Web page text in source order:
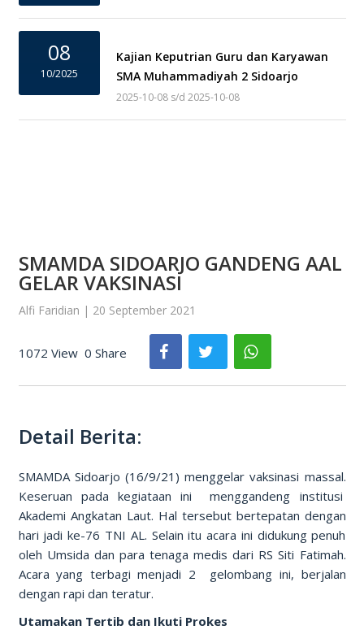
08
10/2025
Kajian Keputrian Guru dan Karyawan
SMA Muhammadiyah 2 Sidoarjo
2025-10-08 s/d 2025-10-08
SMAMDA SIDOARJO GANDENG AAL
GELAR VAKSINASI
Alfi Faridian | 20 September 2021
1072 View 0 Share
Detail Berita:
SMAMDA Sidoarjo (16/9/21) menggelar vaksinasi massal.
Keseruan pada kegiataan ini menggandeng institusi
Akademi Angkatan Laut. Hal tersebut bertepatan dengan
hari jadi ke-76 TNI AL. Selain itu acara ini didukung penuh
oleh Umsida dan para tenaga medis dari RS Siti Fatimah.
Acara yang terbagi menjadi 2 gelombang ini, berjalan
dengan rapi dan teratur.
Utamakan Tertib dan Ikuti Prokes